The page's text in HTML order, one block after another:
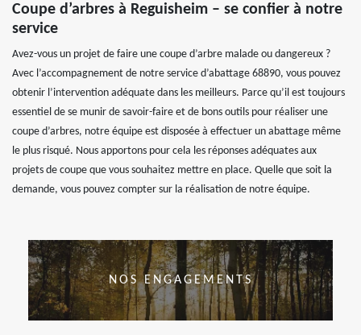
Coupe d’arbres à Reguisheim – se confier à notre
service
Avez-vous un projet de faire une coupe d’arbre malade ou dangereux ?
Avec l’accompagnement de notre service d’abattage 68890, vous pouvez
obtenir l’intervention adéquate dans les meilleurs. Parce qu’il est toujours
essentiel de se munir de savoir-faire et de bons outils pour réaliser une
coupe d’arbres, notre équipe est disposée à effectuer un abattage même
le plus risqué. Nous apportons pour cela les réponses adéquates aux
projets de coupe que vous souhaitez mettre en place. Quelle que soit la
demande, vous pouvez compter sur la réalisation de notre équipe.
NOS ENGAGEMENTS